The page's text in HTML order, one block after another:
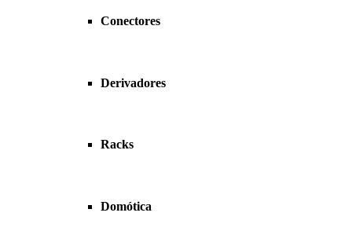
Conectores
Derivadores
Racks
Domótica